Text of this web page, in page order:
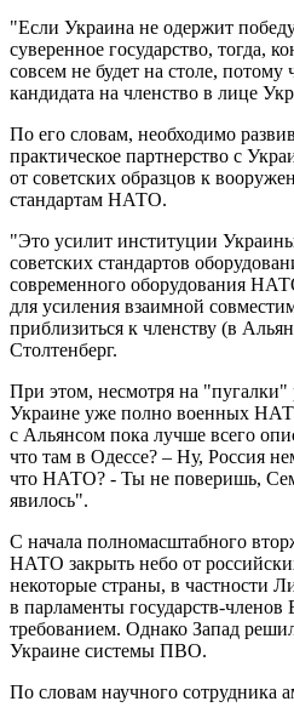
"Если Украина не одержит
суверенное государство, тогда,
совсем не будет на столе, потому
кандидата на членство в лице
По его словам, необходимо
практическое партнерство с
от советских образцов к
стандартам НАТО.
"Это усилит институции
советских стандартов
современного оборудования
для усиления взаимной
приблизиться к членству (в
Столтенберг.
При этом, несмотря на "пугалки"
Украине уже полно военных
с Альянсом пока лучше всего
что там в Одессе? – Ну, Россия
что НАТО? - Ты не поверишь,
явилось".
С начала полномасштабного
НАТО закрыть небо от
некоторые страны, в частности
в парламенты государств-
требованием. Однако Запад
Украине системы ПВО.
По словам научного сотрудника